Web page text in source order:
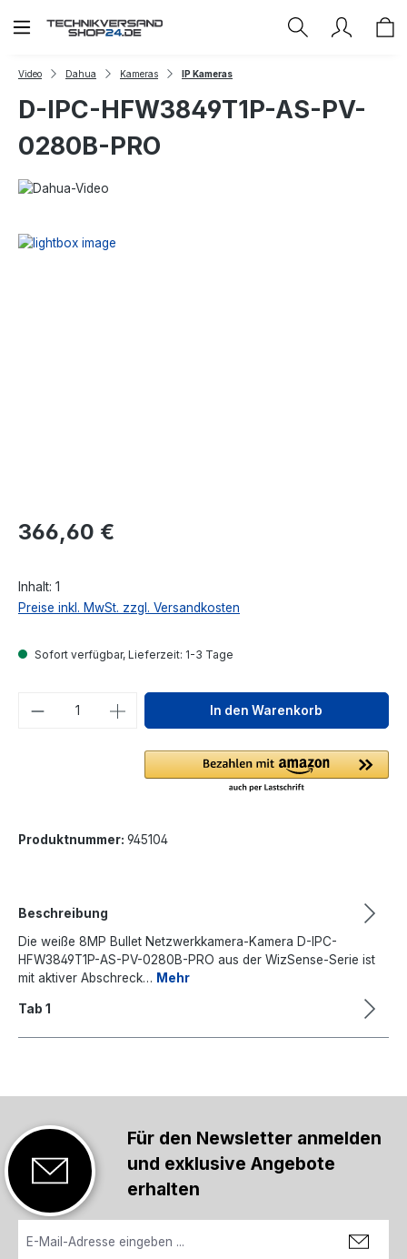
Zum Hauptinhalt springen
Video Dahua Kameras IP Kameras
D-IPC-HFW3849T1P-AS-PV-
0280B-PRO
Regulärer Preis:
366,60 €
Inhalt: 1
Preise inkl. MwSt. zzgl. Versandkosten
Sofort verfügbar, Lieferzeit: 1-3 Tage
Produkt Anzahl: Gib denIn den Warenkorb
Produktnummer: 945104
Beschreibung
Die weiße 8MP Bullet Netzwerkkamera-Kamera D-IPC-
HFW3849T1P-AS-PV-0280B-PRO aus der WizSense-Serie ist
mit aktiver Abschreck… Mehr
Tab 1
Für den Newsletter anmelden
und exklusive Angebote
erhalten